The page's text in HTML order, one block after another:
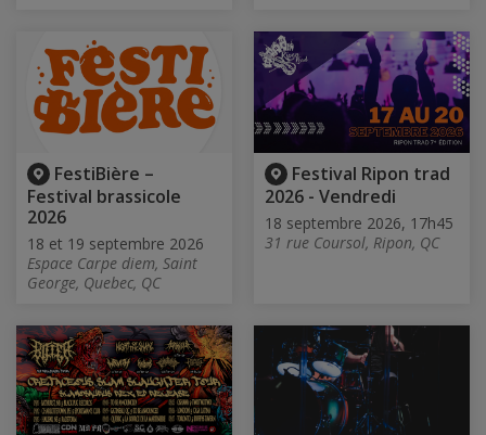
FestiBière –
Festival brassicole
2026
18 et 19 septembre 2026
Espace Carpe diem, Saint
George, Quebec, QC
Festival Ripon trad
2026 - Vendredi
18 septembre 2026, 17h45
31 rue Coursol, Ripon, QC